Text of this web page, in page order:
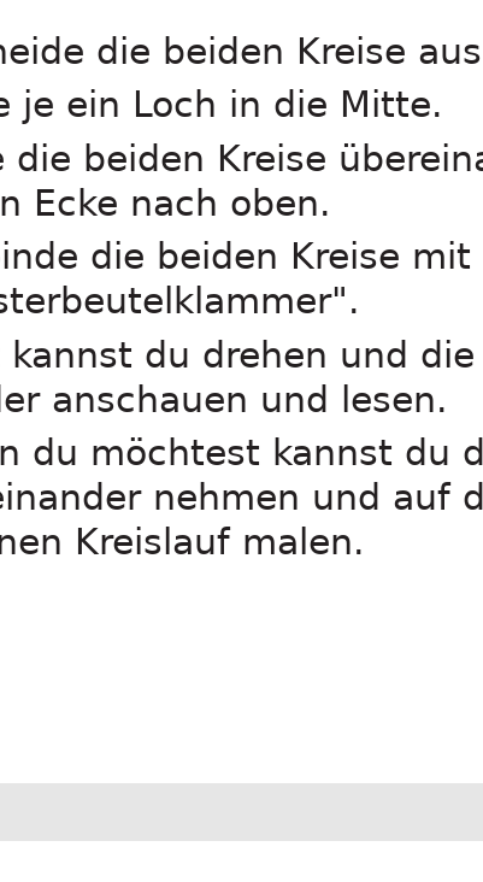
die beiden Kreise
je ein Loch in die Mitte.
die beiden Kreise
Ecke nach oben.
die beiden Kreise mit
kannst du drehen und
anschauen und lesen.
du möchtest kannst du
nehmen und auf
Kreislauf malen.